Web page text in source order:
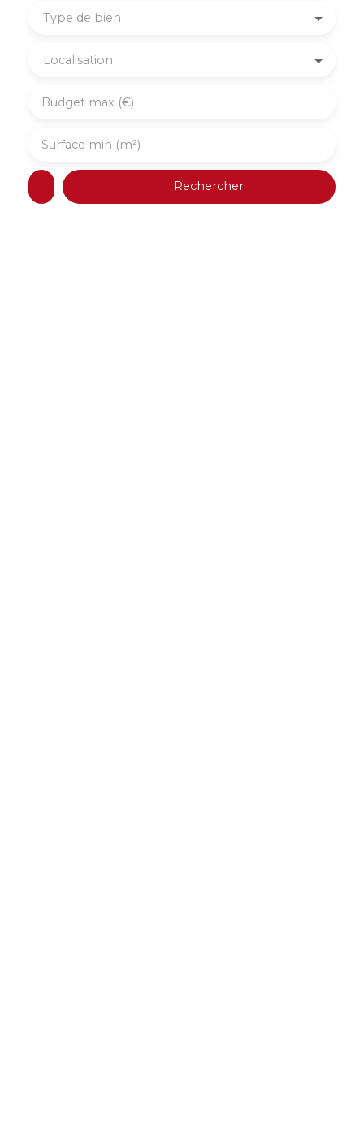
Type de bien
Localisation
Budget max (€)
Surface min (m²)
Rechercher